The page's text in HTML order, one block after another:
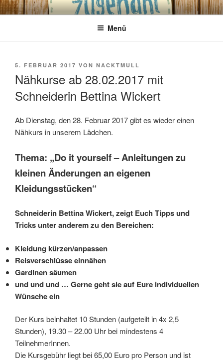
Zum
InhaltVERFLIXT UND ZUGENÄHT
Das besondere Lädchen für kreative Köpfe!
Menü
VERÖFFENTLICHT
AM
5. FEBRUAR 2017 VON NACKTMULL
Nähkurse ab 28.02.2017 mit
Schneiderin Bettina Wickert
Ab Dienstag, den 28. Februar 2017 gibt es wieder einen
Nähkurs in unserem Lädchen.
Thema: „Do it yourself – Anleitungen zu
kleinen Änderungen an eigenen
Kleidungsstücken“
Schneiderin Bettina Wickert, zeigt Euch Tipps und
Tricks unter anderem zu den Bereichen:
Kleidung kürzen/anpassen
Reisverschlüsse einnähen
Gardinen säumen
und und und … Gerne geht sie auf Eure individuellen
Wünsche ein
Der Kurs beinhaltet 10 Stunden (aufgeteilt in 4x 2,5
Stunden), 19.30 – 22.00 Uhr bei mindestens 4
TeilnehmerInnen.
Die Kursgebühr liegt bei 65,00 Euro pro Person und ist